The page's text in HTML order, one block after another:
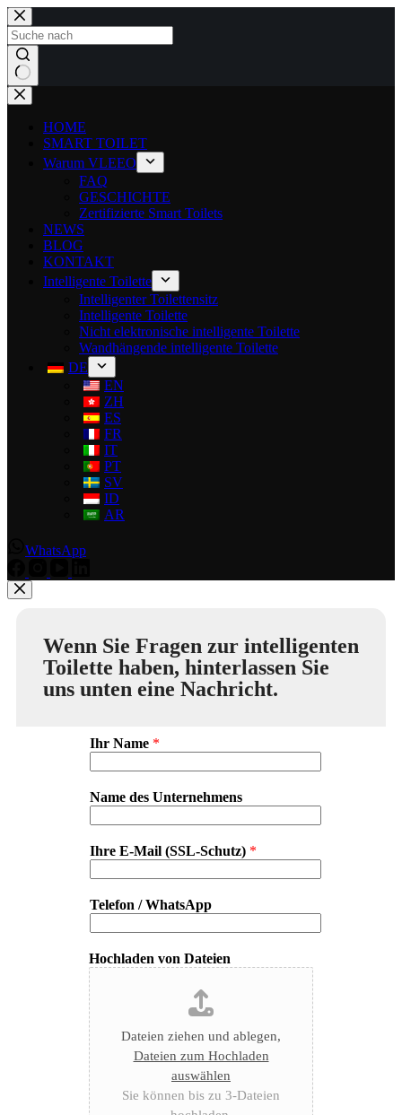
HOME
SMART TOILET
Warum VLEEO
FAQ
GESCHICHTE
Zertifizierte Smart Toilets
NEWS
BLOG
KONTAKT
Intelligente Toilette
Intelligenter Toilettensitz
Intelligente Toilette
Nicht elektronische intelligente Toilette
Wandhängende intelligente Toilette
DE
EN
ZH
ES
FR
IT
PT
SV
ID
AR
WhatsApp
Wenn Sie Fragen zur intelligenten
Toilette haben, hinterlassen Sie
uns unten eine Nachricht.
Ihr Name *
Name des Unternehmens
Ihre E-Mail (SSL-Schutz) *
Telefon / WhatsApp
Hochladen von Dateien
Dateien ziehen und ablegen,
Dateien zum Hochladen
auswählen
Sie können bis zu 3-Dateien